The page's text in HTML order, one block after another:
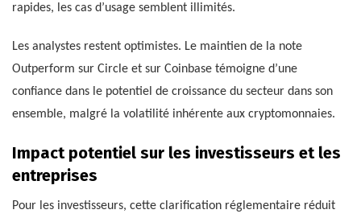
rapides, les cas d’usage semblent illimités.
Les analystes restent optimistes. Le maintien de la note
Outperform sur Circle et sur Coinbase témoigne d’une
confiance dans le potentiel de croissance du secteur dans son
ensemble, malgré la volatilité inhérente aux cryptomonnaies.
Impact potentiel sur les investisseurs et les
entreprises
Pour les investisseurs, cette clarification réglementaire réduit